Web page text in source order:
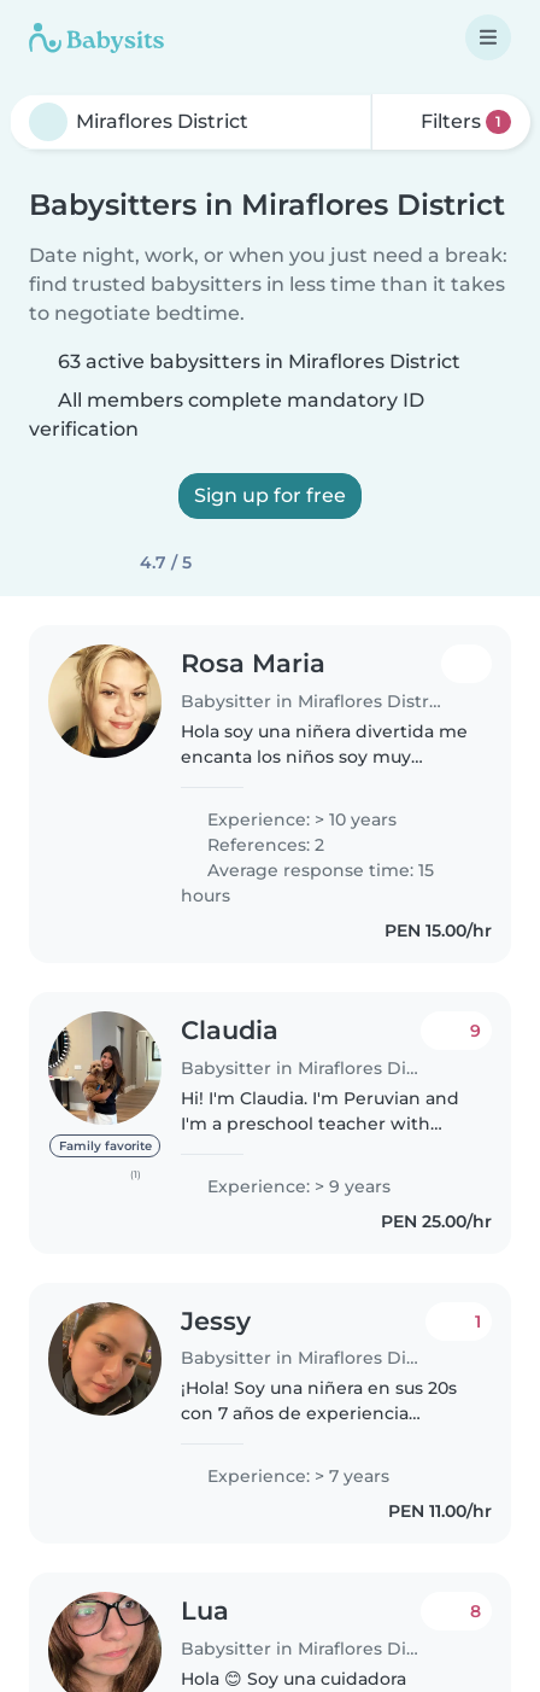
Filters 1
Babysitters in Miraflores District
Date night, work, or when you just need a break:
find trusted babysitters in less time than it takes
to negotiate bedtime.
63 active babysitters in Miraflores District
All members complete mandatory ID
verification
Sign up for free
4.7 / 5
Rosa Maria
Babysitter in Miraflores District
Hola soy una niñera divertida me
encanta los niños soy muy
soy muy buena haciendo comida
y postres para los peques.
Experience: > 10 years
References: 2
Average response time: 15
hours
PEN 15.00/hr
Family favorite
(1)
Claudia
Babysitter in Miraflores District
9
Hi! I'm Claudia. I'm Peruvian and
I'm a preschool teacher with
I'm looking for a part-time
babysitting job. I love spending..
Experience: > 9 years
PEN 25.00/hr
Jessy
Babysitter in Miraflores District
1
¡Hola! Soy una niñera en sus 20s
con 7 años de experiencia
y preescolares. Me encanta
dibujar, leer cuentos y hacer
manualidades con los niños.
Experience: > 7 years
PEN 11.00/hr
Lua
Babysitter in Miraflores District
8
Hola 😊 Soy una cuidadora